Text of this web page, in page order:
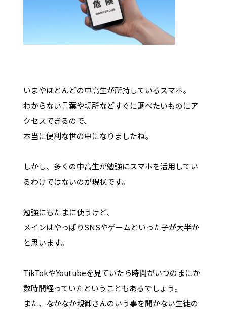
いまやほとんどの中高生が所持しているスマホ。
わからない言葉や場所などすぐに調べたいものにア
クセスできるので、
本当に便利な世の中になりましたね。
しかし、多くの中高生が勉強にスマホを活用してい
るわけではないのが現状です。
勉強にもたまに使うけど、
メインはやっぱりSNSやゲームといった子が大半か
と思います。
TikTokやYoutubeを見ていたら時間がいつのまにか
数時間経っていたということもあるでしょう。
また、なかなか親御さんのいう事を聞かない生徒の